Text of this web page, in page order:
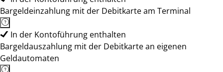
Bargeldeinzahlung mit der Debitkarte am Terminal
In der Kontoführung enthalten
Bargeldauszahlung mit der Debitkarte an eigenen
Geldautomaten